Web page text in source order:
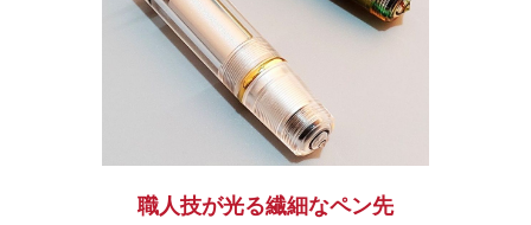
職人技が光る繊細なペン先